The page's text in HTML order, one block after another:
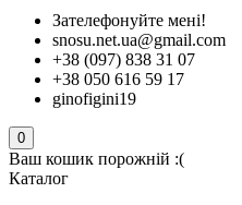
Зателефонуйте мені!
snosu.net.ua@gmail.com
+38 (097) 838 31 07
+38 050 616 59 17
ginofigini19
0
Ваш кошик порожній :(
Каталог